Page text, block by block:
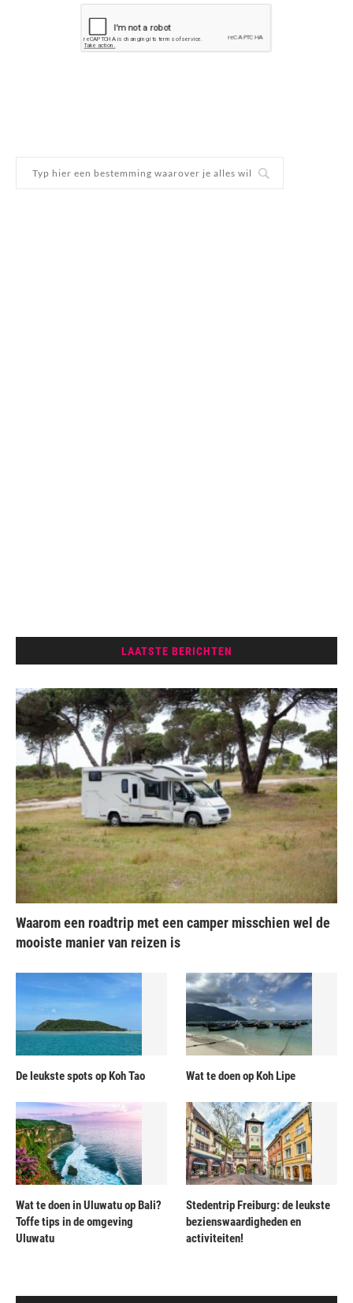
LAATSTE BERICHTEN
Waarom een roadtrip met een camper misschien wel de
mooiste manier van reizen is
De leukste spots op Koh Tao Wat te doen op Koh Lipe
Wat te doen in Uluwatu op Bali?
Toffe tips in de omgeving
Uluwatu
Stedentrip Freiburg: de leukste
bezienswaardigheden en
activiteiten!